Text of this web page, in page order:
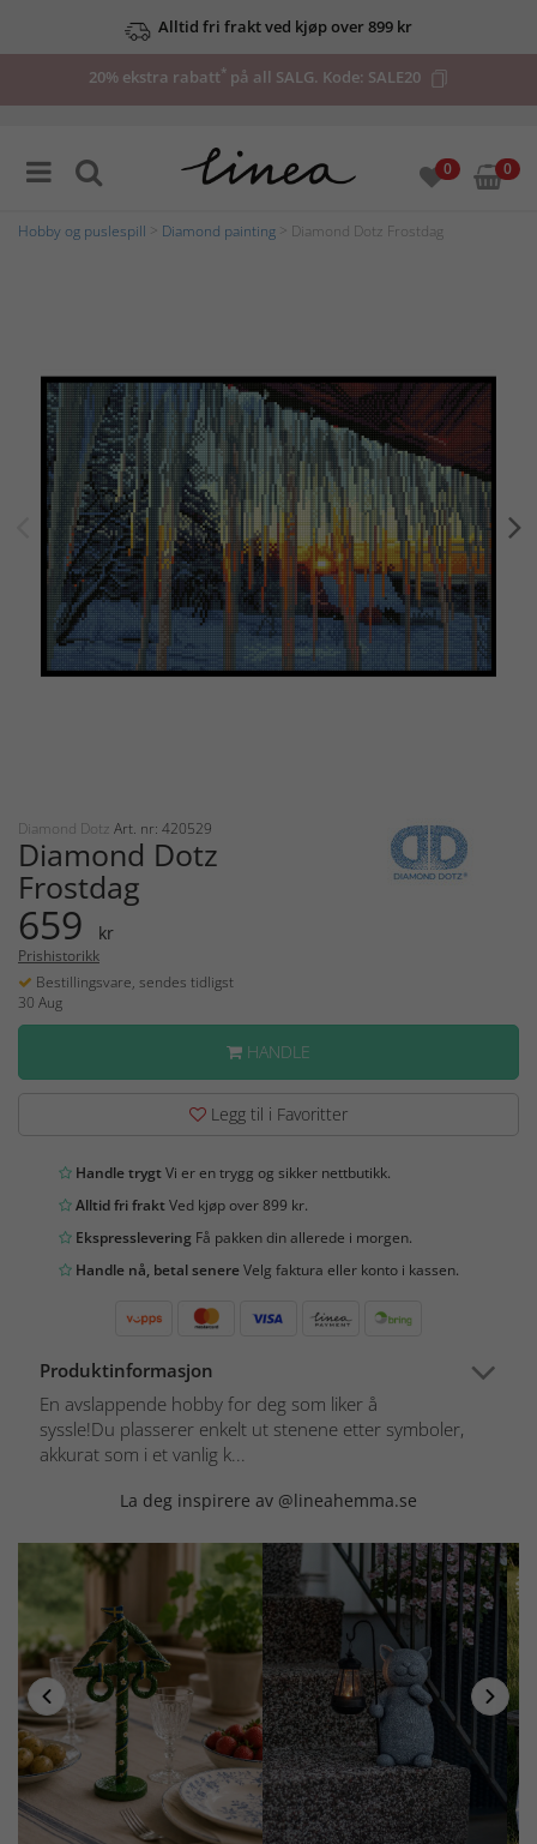
Alltid fri frakt ved kjøp over 899 kr
20% ekstra rabatt* på all SALG. Kode: SALE20
0 0
Hobby og puslespill Diamond painting > Diamond Dotz Frostdag
Diamond Dotz Art. nr: 420529
Diamond Dotz
Frostdag
659 kr
Prishistorikk
Bestillingsvare, sendes tidligst
30 Aug
HANDLE
Legg til i Favoritter
Handle trygtVi er en trygg og sikker nettbutikk.
Alltid fri fraktVed kjøp over 899 kr.
Ekspresslevering Få pakken din allerede i morgen.
Handle nå, betal senereVelg faktura eller konto i kassen.
Produktinformasjon
En avslappende hobby for deg som liker å
syssle!Du plasserer enkelt ut stenene etter symboler,
akkurat som i et vanlig k...
La deg inspirere av @lineahemma.se